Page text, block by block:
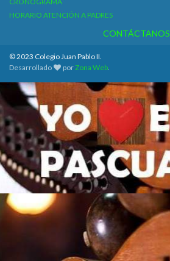
HORARIO ATENCIÓN A PADRES
CONTÁCTANOS
© 2023 Colegio Juan Pablo II.
Desarrollado
porZona Web.